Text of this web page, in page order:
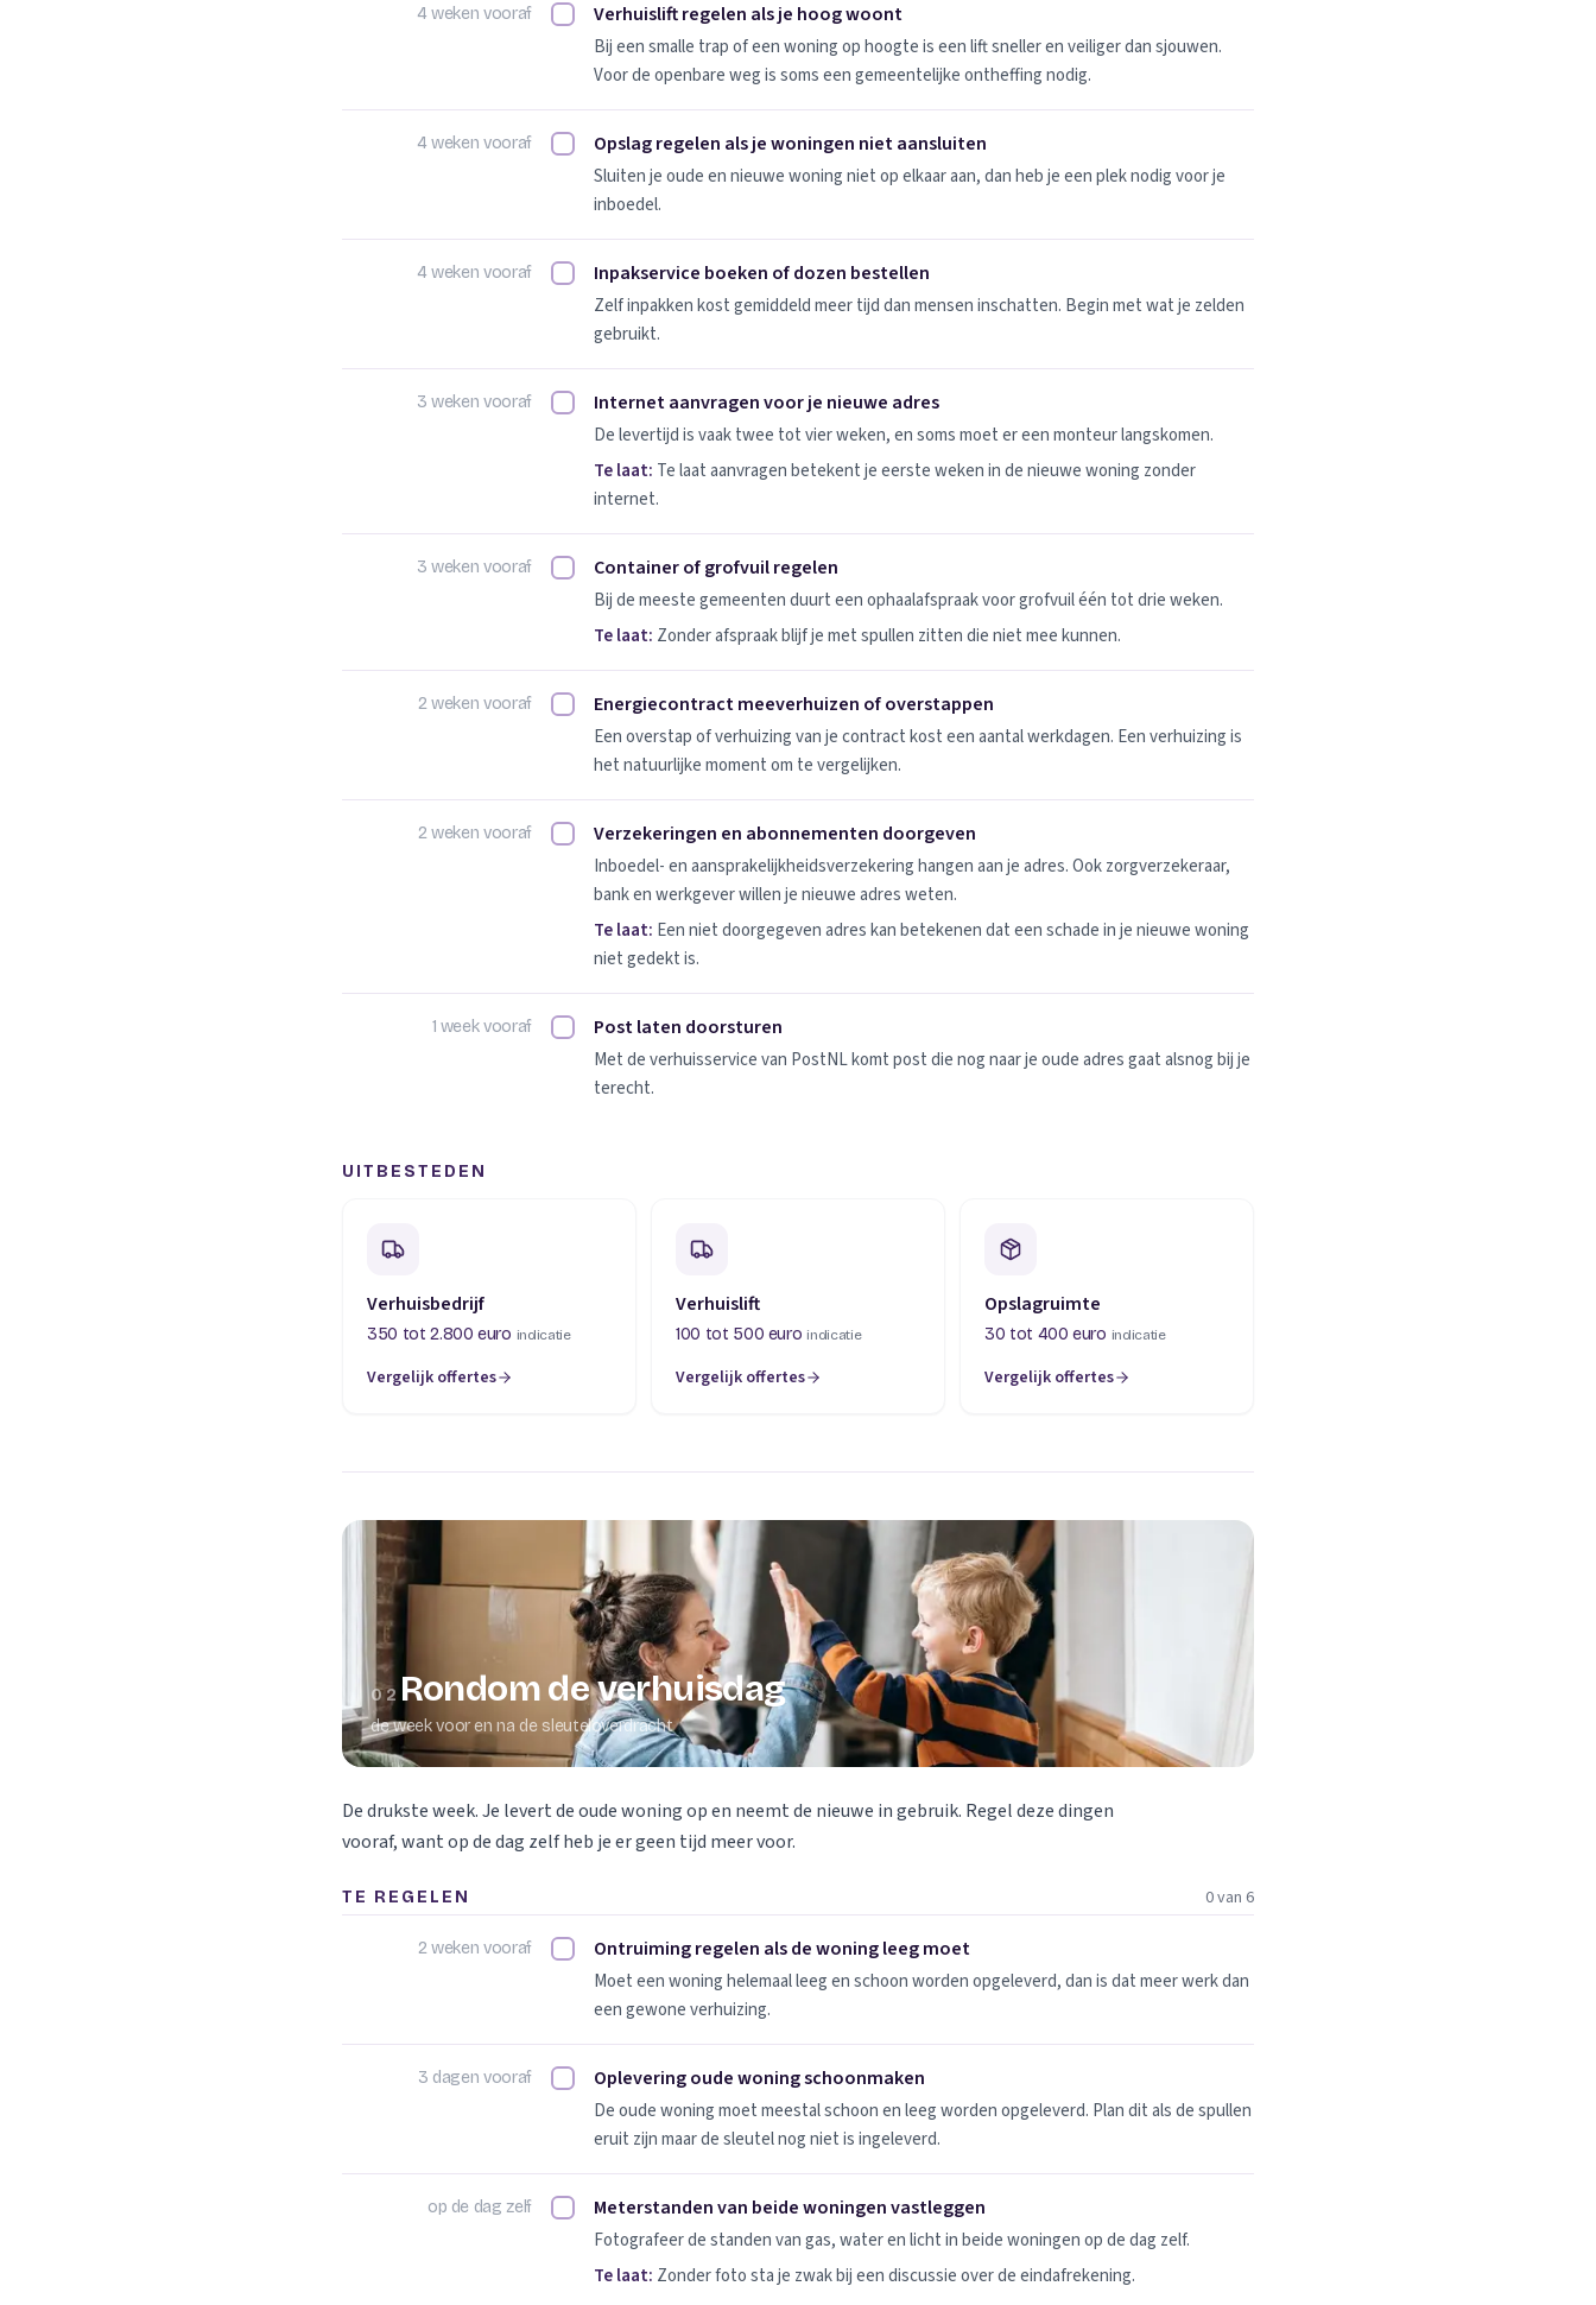
4 weken vooraf Verhuislift regelen als je hoog woont afvinken
Verhuislift regelen als je hoog woont
Bij een smalle trap of een woning op hoogte is een lift sneller en veiliger dan sjouwen.
Voor de openbare weg is soms een gemeentelijke ontheffing nodig.
4 weken vooraf Opslag regelen als je woningen niet aansluiten afvinken
Opslag regelen als je woningen niet aansluiten
Sluiten je oude en nieuwe woning niet op elkaar aan, dan heb je een plek nodig voor je
inboedel.
4 weken vooraf Inpakservice boeken of dozen bestellen afvinken
Inpakservice boeken of dozen bestellen
Zelf inpakken kost gemiddeld meer tijd dan mensen inschatten. Begin met wat je zelden
gebruikt.
3 weken vooraf Internet aanvragen voor je nieuwe adres afvinken
Internet aanvragen voor je nieuwe adres
De levertijd is vaak twee tot vier weken, en soms moet er een monteur langskomen.
Te laat: Te laat aanvragen betekent je eerste weken in de nieuwe woning zonder
internet.
3 weken vooraf Container of grofvuil regelen afvinken
Container of grofvuil regelen
Bij de meeste gemeenten duurt een ophaalafspraak voor grofvuil één tot drie weken.
Te laat: Zonder afspraak blijf je met spullen zitten die niet mee kunnen.
2 weken vooraf Energiecontract meeverhuizen of overstappen afvinken
Energiecontract meeverhuizen of overstappen
Een overstap of verhuizing van je contract kost een aantal werkdagen. Een verhuizing is
het natuurlijke moment om te vergelijken.
2 weken vooraf Verzekeringen en abonnementen doorgeven afvinken
Verzekeringen en abonnementen doorgeven
Inboedel- en aansprakelijkheidsverzekering hangen aan je adres. Ook zorgverzekeraar,
bank en werkgever willen je nieuwe adres weten.
Te laat: Een niet doorgegeven adres kan betekenen dat een schade in je nieuwe woning
niet gedekt is.
1 week vooraf Post laten doorsturen afvinken
Post laten doorsturen
Met de verhuisservice van PostNL komt post die nog naar je oude adres gaat alsnog bij je
terecht.
UITBESTEDEN
Verhuisbedrijf
350 tot 2.800 euro indicatie
Vergelijk offertes
(opent in een nieuw tabblad)
Verhuislift
100 tot 500 euro indicatie
Vergelijk offertes
(opent in een nieuw tabblad)
Opslagruimte
30 tot 400 euro indicatie
Vergelijk offertes
(opent in een nieuw tabblad)
02 Rondom de verhuisdag
de week voor en na de sleuteloverdracht
De drukste week. Je levert de oude woning op en neemt de nieuwe in gebruik. Regel deze dingen
vooraf, want op de dag zelf heb je er geen tijd meer voor.
TE REGELEN 0 van 6
2 weken vooraf Ontruiming regelen als de woning leeg moet afvinken
Ontruiming regelen als de woning leeg moet
Moet een woning helemaal leeg en schoon worden opgeleverd, dan is dat meer werk dan
een gewone verhuizing.
3 dagen vooraf Oplevering oude woning schoonmaken afvinken
Oplevering oude woning schoonmaken
De oude woning moet meestal schoon en leeg worden opgeleverd. Plan dit als de spullen
eruit zijn maar de sleutel nog niet is ingeleverd.
op de dag zelf Meterstanden van beide woningen vastleggen afvinken
Meterstanden van beide woningen vastleggen
Fotografeer de standen van gas, water en licht in beide woningen op de dag zelf.
Te laat: Zonder foto sta je zwak bij een discussie over de eindafrekening.